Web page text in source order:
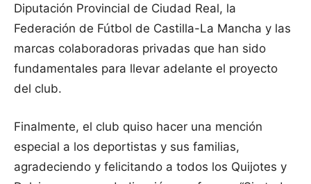
Diputación Provincial de Ciudad Real, la
Federación de Fútbol de Castilla-La Mancha y las
marcas colaboradoras privadas que han sido
fundamentales para llevar adelante el proyecto
del club.
Finalmente, el club quiso hacer una mención
especial a los deportistas y sus familias,
agradeciendo y felicitando a todos los Quijotes y